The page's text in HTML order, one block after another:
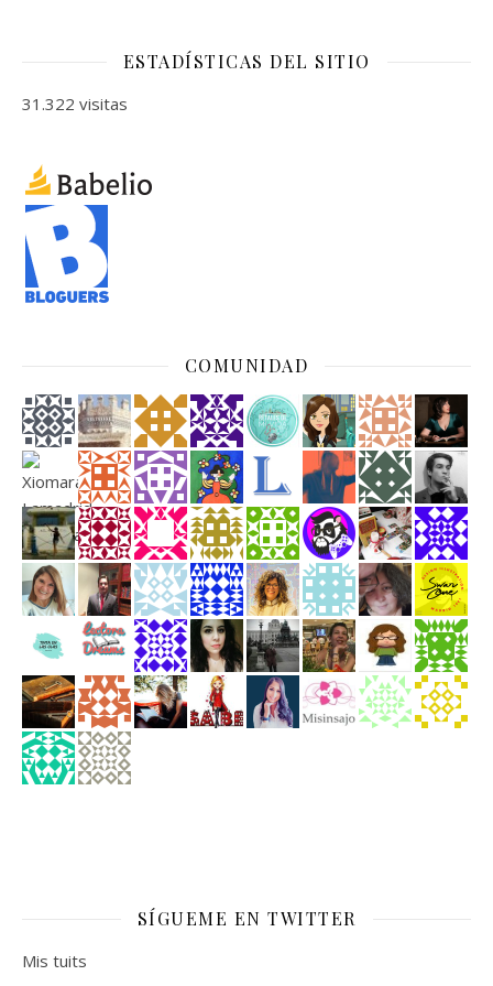
ESTADÍSTICAS DEL SITIO
31.322 visitas
COMUNIDAD
SÍGUEME EN TWITTER
Mis tuits